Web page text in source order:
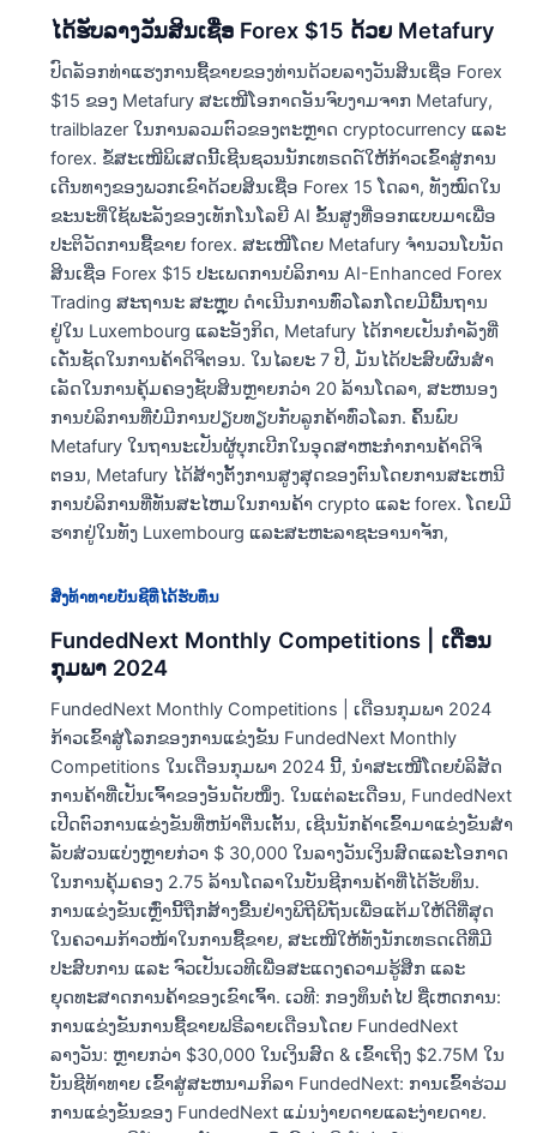
ໄດ້ຮັບລາງວັນສິນເຊື່ອ Forex $15 ດ້ວຍ Metafury
ປົດລັອກທ່າແຮງການຊື້ຂາຍຂອງທ່ານດ້ວຍລາງວັນສິນເຊື່ອ Forex
$15 ຂອງ Metafury ສະເໜີໂອກາດອັນຈົບງາມຈາກ Metafury,
trailblazer ໃນການລວມຕົວຂອງຕະຫຼາດ cryptocurrency ແລະ
forex. ຂໍ້ສະເໜີພິເສດນີ້ເຊີນຊວນນັກເທຣດດ໌ໃຫ້ກ້າວເຂົ້າສູ່ການ
ເດີນທາງຂອງພວກເຂົາດ້ວຍສິນເຊື່ອ Forex 15 ໂດລາ, ທັງໝົດໃນ
ຂະນະທີ່ໃຊ້ພະລັງຂອງເທັກໂນໂລຍີ AI ຂັ້ນສູງທີ່ອອກແບບມາເພື່ອ
ປະຕິວັດການຊື້ຂາຍ forex. ສະເໜີໂດຍ Metafury ຈໍານວນໂບນັດ
ສິນເຊື່ອ Forex $15 ປະເພດການບໍລິການ AI-Enhanced Forex
Trading ສະຖານະ ສະຫຼຸບ ດໍາເນີນການທົ່ວໂລກໂດຍມີພື້ນຖານ
ຢູ່ໃນ Luxembourg ແລະອັງກິດ, Metafury ໄດ້ກາຍເປັນກໍາລັງທີ່
ເດັ່ນຊັດໃນການຄ້າດິຈິຕອນ. ໃນໄລຍະ 7 ປີ, ມັນໄດ້ປະສົບຜົນສໍາ
ເລັດໃນການຄຸ້ມຄອງຊັບສິນຫຼາຍກວ່າ 20 ລ້ານໂດລາ, ສະຫນອງ
ການບໍລິການທີ່ບໍ່ມີການປຽບທຽບກັບລູກຄ້າທົ່ວໂລກ. ຄົ້ນພົບ
Metafury ໃນຖານະເປັນຜູ້ບຸກເບີກໃນອຸດສາຫະກໍາການຄ້າດິຈິ
ຕອນ, Metafury ໄດ້ສ້າງຕັ້ງການສູງສຸດຂອງຕົນໂດຍການສະເຫນີ
ການບໍລິການທີ່ທັນສະໄຫມໃນການຄ້າ crypto ແລະ forex. ໂດຍມີ
ຮາກຢູ່ໃນທັງ Luxembourg ແລະສະຫະລາຊະອານາຈັກ,
ສິ່ງທ້າທາຍບັນຊີທີ່ໄດ້ຮັບທຶນ
FundedNext Monthly Competitions | ເດືອນ
ກຸມພາ 2024
FundedNext Monthly Competitions | ເດືອນກຸມພາ 2024
ກ້າວເຂົ້າສູ່ໂລກຂອງການແຂ່ງຂັນ FundedNext Monthly
Competitions ໃນເດືອນກຸມພາ 2024 ນີ້, ນຳສະເໜີໂດຍບໍລິສັດ
ການຄ້າທີ່ເປັນເຈົ້າຂອງອັນດັບໜຶ່ງ. ໃນແຕ່ລະເດືອນ, FundedNext
ເປີດຕົວການແຂ່ງຂັນທີ່ຫນ້າຕື່ນເຕັ້ນ, ເຊີນນັກຄ້າເຂົ້າມາແຂ່ງຂັນສໍາ
ລັບສ່ວນແບ່ງຫຼາຍກ່ວາ $ 30,000 ໃນລາງວັນເງິນສົດແລະໂອກາດ
ໃນການຄຸ້ມຄອງ 2.75 ລ້ານໂດລາໃນບັນຊີການຄ້າທີ່ໄດ້ຮັບທຶນ.
ການແຂ່ງຂັນເຫຼົ່ານີ້ຖືກສ້າງຂື້ນຢ່າງພິຖີພິຖັນເພື່ອແຕ້ມໃຫ້ດີທີ່ສຸດ
ໃນຄວາມກ້າວໜ້າໃນການຊື້ຂາຍ, ສະເໜີໃຫ້ທັງນັກເທຣດເດີທີ່ມີ
ປະສົບການ ແລະ ຈົວເປັນເວທີເພື່ອສະແດງຄວາມຮູ້ສືກ ແລະ
ຍຸດທະສາດການຄ້າຂອງເຂົາເຈົ້າ. ເວທີ: ກອງທຶນຕໍ່ໄປ ຊື່ເຫດການ:
ການແຂ່ງຂັນການຊື້ຂາຍຟຣີລາຍເດືອນໂດຍ FundedNext
ລາງວັນ: ຫຼາຍກວ່າ $30,000 ໃນເງິນສົດ & ເຂົ້າເຖິງ $2.75M ໃນ
ບັນຊີທ້າທາຍ ເຂົ້າສູ່ສະຫນາມກິລາ FundedNext: ການເຂົ້າຮ່ວມ
ການແຂ່ງຂັນຂອງ FundedNext ແມ່ນງ່າຍດາຍແລະງ່າຍດາຍ.